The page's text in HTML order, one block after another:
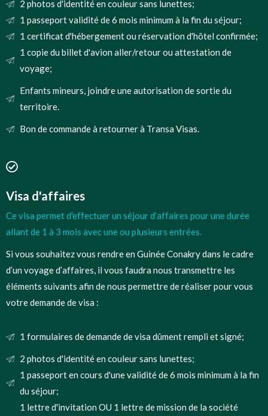
2 photos d'identité en couleur sans lunettes;
1 passeport validité de 6 mois minimum à la fin du séjour;
1 certificat d'hébergement ou réservation d'hôtel confirmée;
1 copie du billet d'avion aller/retour ou attestation de
voyage;
Enfants mineurs, joindre une autorisation de sortie du
territoire.
Bon de commande à retourner à Transa Visas.
Visa d'affaires
Ce visa permet d’effectuer un séjour d’affaires pour une durée
allant de 1 à 3 mois avec une ou plusieurs entrées.
Si vous souhaitez vous rendre en Guinée Conakry dans le cadre
d’un voyage d’affaires, il vous faudra nous transmettre les
éléments suivants afin de nous permettre de réaliser pour vous
votre demande de visa :
1 formulaires de demande de visa dûment rempli et signé;
2 photos d'identité en couleur sans lunettes;
1 passeport en cours d'une validité de 6 mois minimum à la fin
du séjour;
1 lettre d'invitation OU 1 lettre de mission de la société